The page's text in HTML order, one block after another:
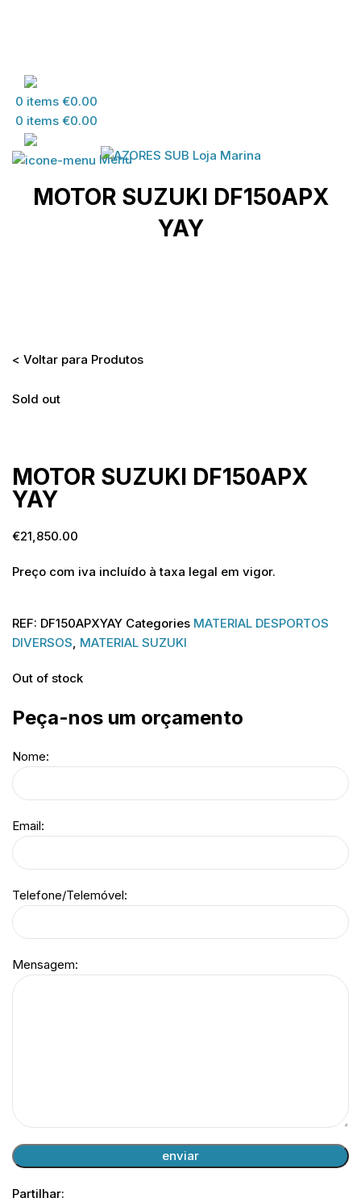
0 items €0.00
0 items €0.00
Menu
MOTOR SUZUKI DF150APX
YAY
< Voltar para Produtos
Sold out
MOTOR SUZUKI DF150APX
YAY
€21,850.00
Preço com iva incluído à taxa legal em vigor.
REF: DF150APXYAY Categories MATERIAL DESPORTOS
DIVERSOS, MATERIAL SUZUKI
Out of stock
Peça-nos um orçamento
Nome:
Email:
Telefone/Telemóvel:
Mensagem:
Partilhar: